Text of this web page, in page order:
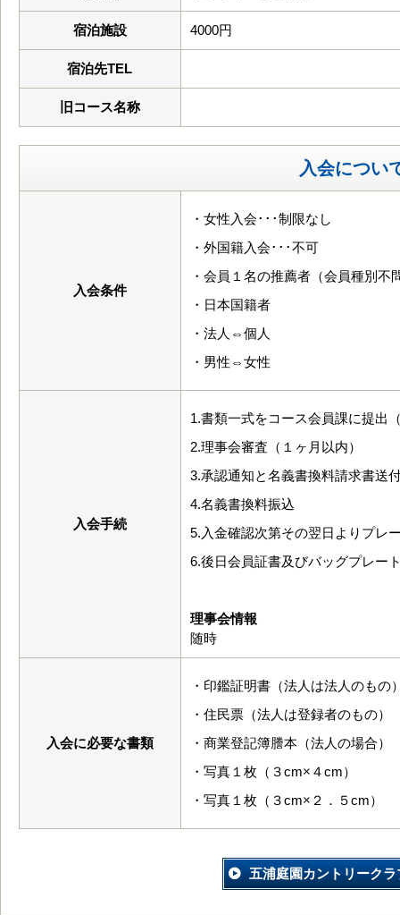
宿泊施設 4000円
宿泊先TEL
旧コース名称
入会につい
入会条件
・女性入会･･･制限なし
・外国籍入会･･･不可
・会員１名の推薦者（会員種別不
・日本国籍者
・法人⇔個人
・男性⇔女性
入会手続
1.書類一式をコース会員課に提出
2.理事会審査（１ヶ月以内）
3.承認通知と名義書換料請求書送
4.名義書換料振込
5.入金確認次第その翌日よりプレ
6.後日会員証書及びバッグプレー
理事会情報
随時
入会に必要な書類
・印鑑証明書（法人は法人のもの
・住民票（法人は登録者のもの）
・商業登記簿謄本（法人の場合）
・写真１枚（３cm×４cm）
・写真１枚（３cm×２．５cm）
五浦庭園カントリーク